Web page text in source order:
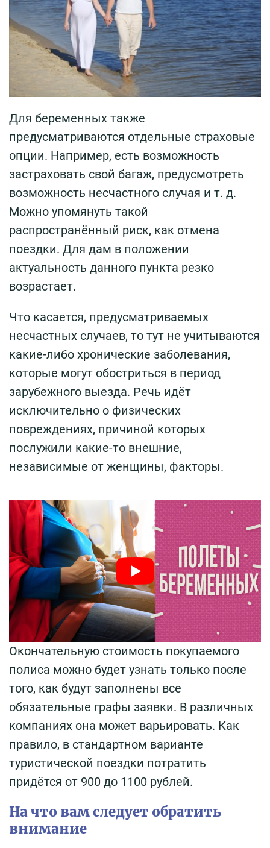
Для беременных также
предусматриваются отдельные страховые
опции. Например, есть возможность
застраховать свой багаж, предусмотреть
возможность несчастного случая и т. д.
Можно упомянуть такой
распространённый риск, как отмена
поездки. Для дам в положении
актуальность данного пункта резко
возрастает.
Что касается, предусматриваемых
несчастных случаев, то тут не учитываются
какие-либо хронические заболевания,
которые могут обостриться в период
зарубежного выезда. Речь идёт
исключительно о физических
повреждениях, причиной которых
послужили какие-то внешние,
независимые от женщины, факторы.
Окончательную стоимость покупаемого
полиса можно будет узнать только после
того, как будут заполнены все
обязательные графы заявки. В различных
компаниях она может варьировать. Как
правило, в стандартном варианте
туристической поездки потратить
придётся от 900 до 1100 рублей.
На что вам следует обратить
внимание